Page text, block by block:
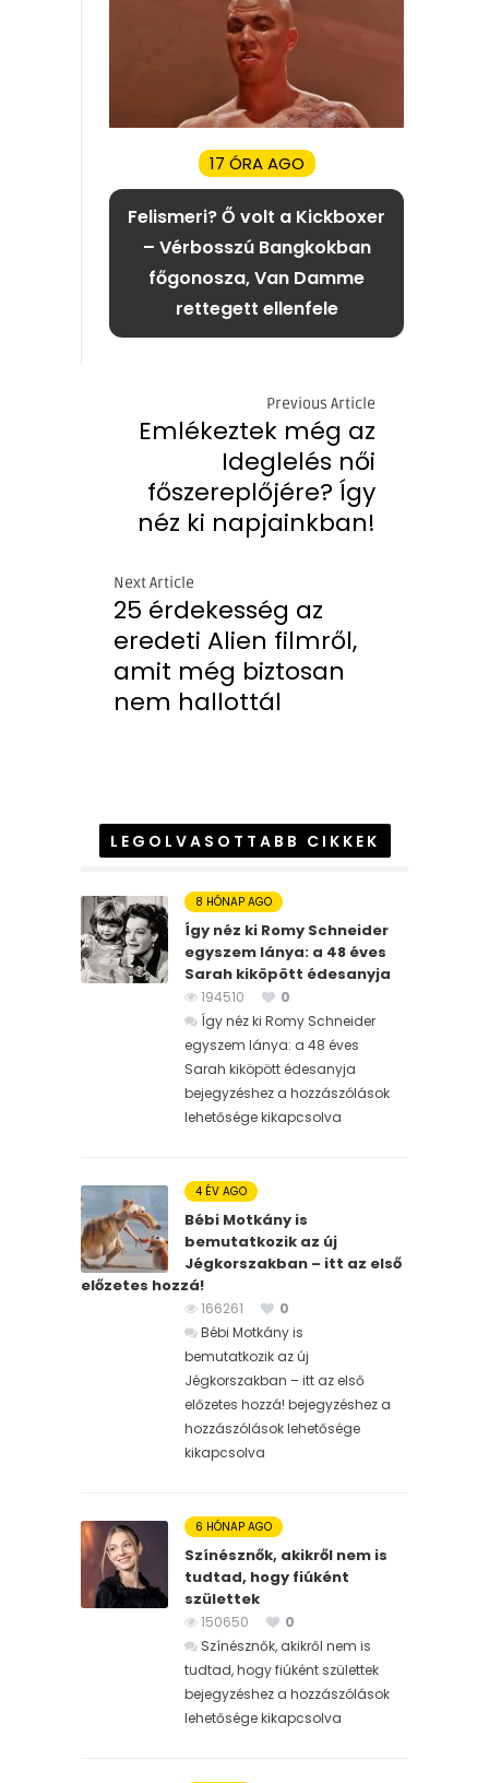
17 ÓRA AGO
Felismeri? Ő volt a Kickboxer
– Vérbosszú Bangkokban
főgonosza, Van Damme
rettegett ellenfele
Previous Article
Emlékeztek még az
Ideglelés női
főszereplőjére? Így
néz ki napjainkban!
Next Article
25 érdekesség az
eredeti Alien filmről,
amit még biztosan
nem hallottál
LEGOLVASOTTABB CIKKEK
8 HÓNAP AGO
Így néz ki Romy Schneider
egyszem lánya: a 48 éves
Sarah kiköpött édesanyja
194510
0
Így néz ki Romy Schneider
egyszem lánya: a 48 éves
Sarah kiköpött édesanyja
bejegyzéshez a hozzászólások
lehetősége kikapcsolva
4 ÉV AGO
Bébi Motkány is
bemutatkozik az új
Jégkorszakban – itt az első
előzetes hozzá!
166261
0
Bébi Motkány is
bemutatkozik az új
Jégkorszakban – itt az első
előzetes hozzá! bejegyzéshez a
hozzászólások lehetősége
kikapcsolva
6 HÓNAP AGO
Színésznők, akikről nem is
tudtad, hogy fiúként
születtek
150650
0
Színésznők, akikről nem is
tudtad, hogy fiúként születtek
bejegyzéshez a hozzászólások
lehetősége kikapcsolva